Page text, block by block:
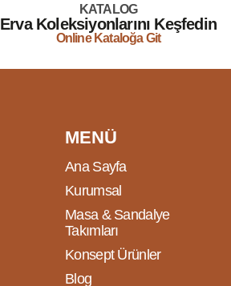
KATALOG
Erva Koleksiyonlarını Keşfedin
Online Kataloğa Git
MENÜ
Ana Sayfa
Kurumsal
Masa & Sandalye
Takımları
Konsept Ürünler
Blog